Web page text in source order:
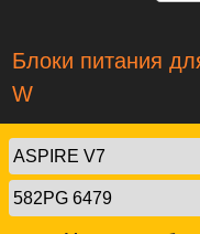
Блоки питания
W